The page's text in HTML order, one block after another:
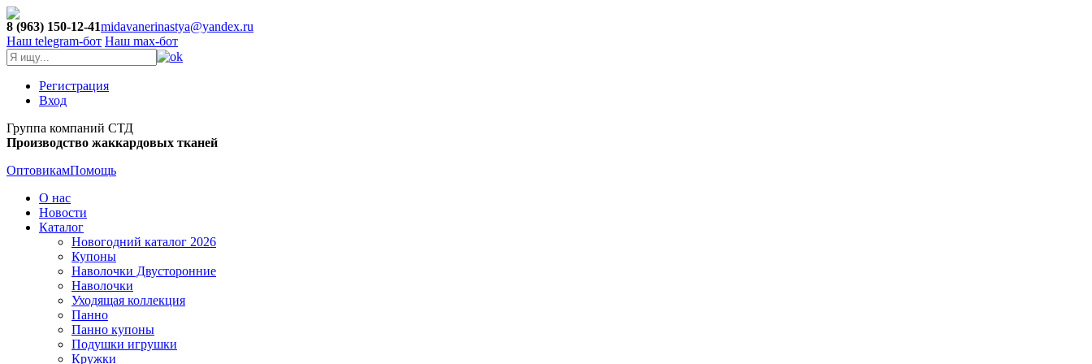
8 (963) 150-12-41midavanerinastya@yandex.ru
Наш telegram-бот Наш max-бот
Регистрация
Вход
Группа компаний СТД
Производство жаккардовых тканей
ОптовикамПомощь
О нас
Новости
Каталог
Новогодний каталог 2026
Купоны
Наволочки Двусторонние
Наволочки
Уходящая коллекция
Панно
Панно купоны
Подушки игрушки
Кружки